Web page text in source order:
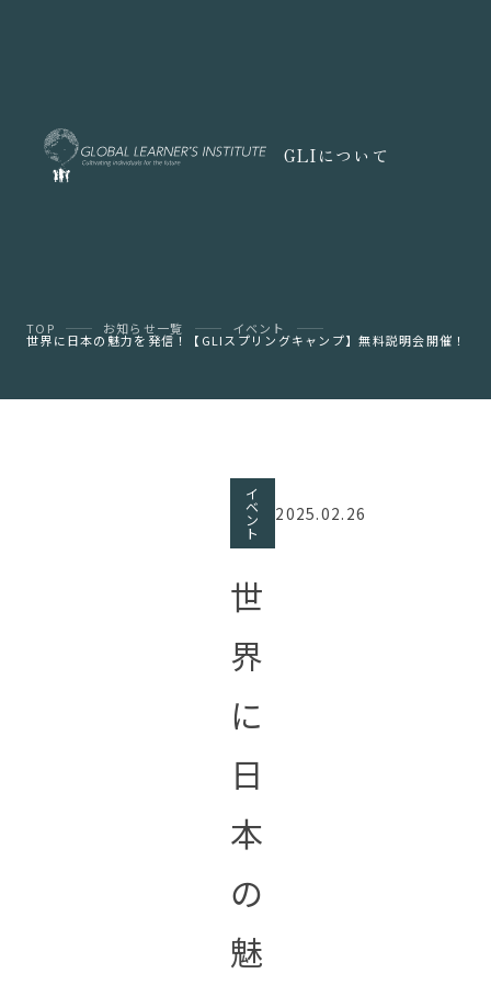
GLIについて
TOP お知らせ一覧 イベント
世界に日本の魅力を発信！【GLIスプリングキャンプ】無料説明会開催！
イ
ベ
ン
ト
2025.02.26
世
界
に
日
本
の
魅